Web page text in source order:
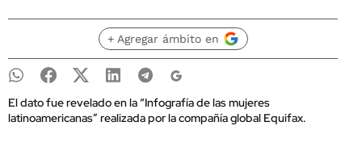
+ Agregar ámbito en
El dato fue revelado en la “Infografía de las mujeres
latinoamericanas” realizada por la compañía global Equifax.